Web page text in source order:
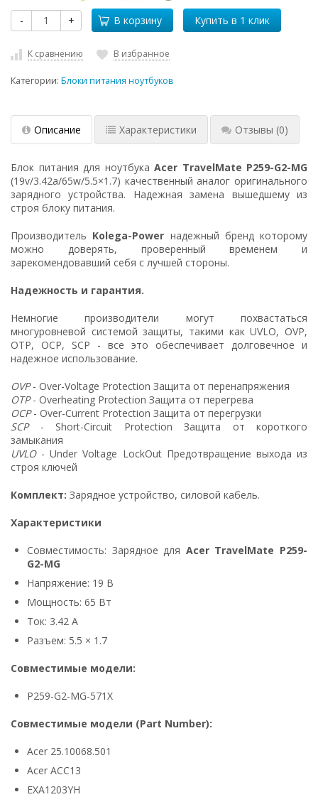
- + В корзину
К сравнению В избранное
Категории: Блоки питания ноутбуков
Описание Характеристики Отзывы (0)
Блок питания для ноутбука Acer TravelMate P259-G2-MG
(19v/3.42a/65w/5.5×1.7) качественный аналог оригинального
зарядного устройства. Надежная замена вышедшему из
строя блоку питания.
Производитель Kolega-Power надежный бренд которому
можно доверять, проверенный временем и
зарекомендовавший себя с лучшей стороны.
Надежность и гарантия.
Немногие производители могут похвастаться
многуровневой системой защиты, такими как UVLO, OVP,
OTP, OCP, SCP - все это обеспечивает долговечное и
надежное использование.
OVP- Over-Voltage Protection Защита от перенапряжения
OTP- Overheating Protection Защита от перегрева
OCP- Over-Current Protection Защита от перегрузки
SCP- Short-Circuit Protection Защита от короткого
замыкания
UVLO- Under Voltage LockOut Предотвращение выхода из
строя ключей
Комплект: Зарядное устройство, силовой кабель.
Характеристики
Совместимость: Зарядное для Acer TravelMate P259-
G2-MG
Напряжение: 19 В
Мощность: 65 Вт
Ток: 3.42 А
Разъем: 5.5 × 1.7
Совместимые модели:
P259-G2-MG-571X
Совместимые модели (Part Number):
Acer 25.10068.501
Acer ACC13
EXA1203YH